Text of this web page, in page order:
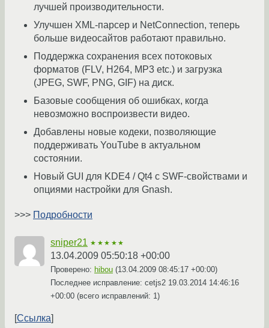
лучшей производительности.
Улучшен XML-парсер и NetConnection, теперь
больше видеосайтов работают правильно.
Поддержка сохранения всех потоковых
форматов (FLV, H264, MP3 etc.) и загрузка
(JPEG, SWF, PNG, GIF) на диск.
Базовые сообщения об ошибках, когда
невозможно воспроизвести видео.
Добавлены новые кодеки, позволяющие
поддерживать YouTube в актуальном
состоянии.
Новый GUI для KDE4 / Qt4 с SWF-свойствами и
опциями настройки для Gnash.
>>> Подробности
sniper21 ★★★★★
13.04.2009 05:50:18 +00:00
Проверено: hibou (13.04.2009 08:45:17 +00:00)
Последнее исправление: cetjs2 19.03.2014 14:46:16
+00:00 (всего исправлений: 1)
Ссылка